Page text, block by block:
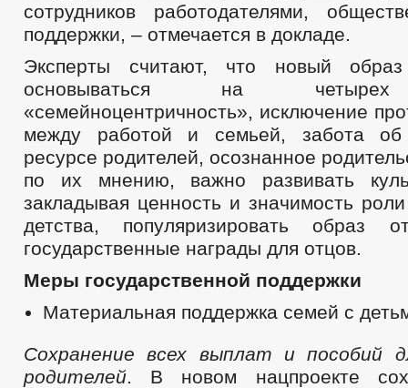
сотрудников работодателями,
поддержки, – отмечается в докладе.
Эксперты считают, что новый
основываться на четырех
«семейноцентричность», исключение
между работой и семьей, забота об
ресурсе родителей, осознанное
по их мнению, важно развивать
закладывая ценность и значимость
детства, популяризировать образ
государственные награды для отцов.
Меры государственной поддержки
Материальная поддержка семей с
Сохранение всех выплат и пособий
родителей. В новом нацпроекте